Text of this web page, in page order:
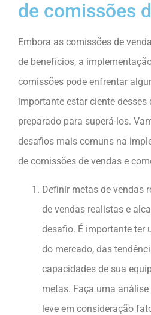
de comissões
Embora as comissões de
de benefícios, a
comissões pode enfrentar
importante estar ciente desses
preparado para superá-los.
desafios mais comuns na
de comissões de vendas e
Definir metas de vendas
de vendas realistas e
desafio. É importante ter
do mercado, das
capacidades de sua
metas. Faça uma
leve em consideração